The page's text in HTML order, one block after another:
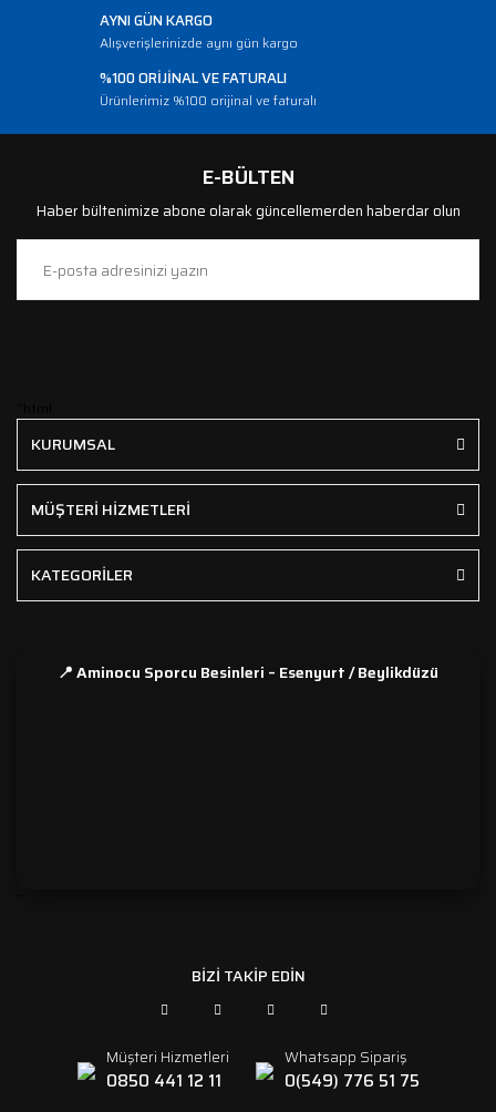
AYNI GÜN KARGO
Alışverişlerinizde aynı gün kargo
%100 ORİJİNAL VE FATURALI
Ürünlerimiz %100 orijinal ve faturalı
E-BÜLTEN
Haber bültenimize abone olarak güncellemerden haberdar olun
KURUMSAL
MÜŞTERİ HİZMETLERİ
KATEGORİLER
📍 Aminocu Sporcu Besinleri – Esenyurt / Beylikdüzü
BİZİ TAKİP EDİN
Müşteri Hizmetleri
0850 441 12 11
Whatsapp Sipariş
0(549) 776 51 75